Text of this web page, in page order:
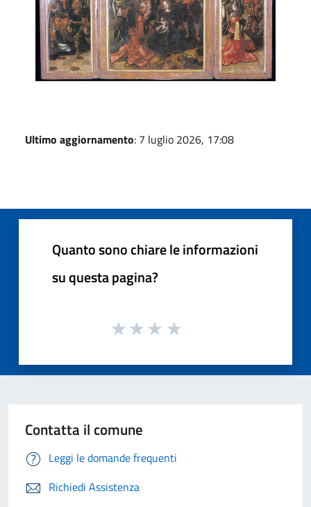
Ultimo aggiornamento: 7 luglio 2026, 17:08
Quanto sono chiare le informazioni
su questa pagina?
Contatta il comune
Leggi le domande frequenti
Richiedi Assistenza